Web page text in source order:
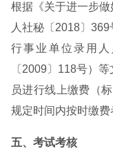
根据《关于进一步
人社秘〔2018〕
行事业单位录用
〔2009〕118号）
员进行线上缴费（
规定时间内按时缴费
五、考试考核